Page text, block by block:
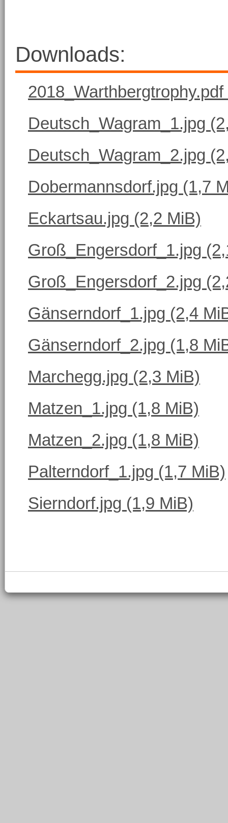
Downloads:
2018_Warthbergtrophy.pdf
Deutsch_Wagram_1.jpg
Deutsch_Wagram_2.jpg
Dobermannsdorf.jpg (1,7
Eckartsau.jpg (2,2 MiB)
Groß_Engersdorf_1.jpg
Groß_Engersdorf_2.jpg
Gänserndorf_1.jpg (2,4
Gänserndorf_2.jpg (1,8
Marchegg.jpg (2,3 MiB)
Matzen_1.jpg (1,8 MiB)
Matzen_2.jpg (1,8 MiB)
Palterndorf_1.jpg (1,7 MiB)
Sierndorf.jpg (1,9 MiB)